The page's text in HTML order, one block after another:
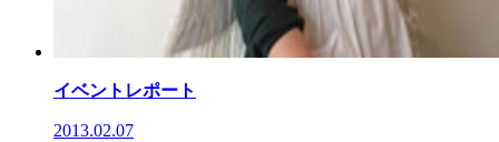
イベントレポート
2013.02.07